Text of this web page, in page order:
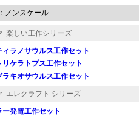
ノンスケール
楽しい工作シリーズ
ィラノサウルス工作セット
リケラトプス工作セット
ラキオサウルス工作セット
エレクラフト シリーズ
ー発電工作セット